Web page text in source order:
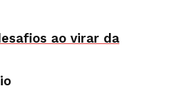
ao virar da